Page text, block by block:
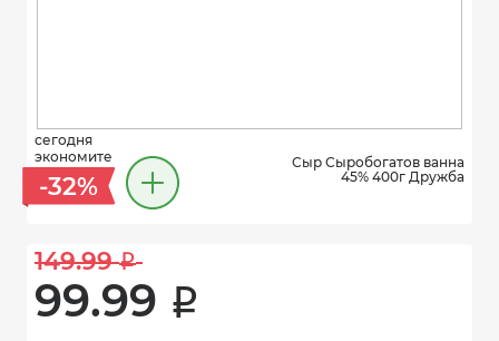
сегодня
экономите
-32%
Сыр Сыробогатов ванна
45% 400г Дружба
149.99 i
99.99 i